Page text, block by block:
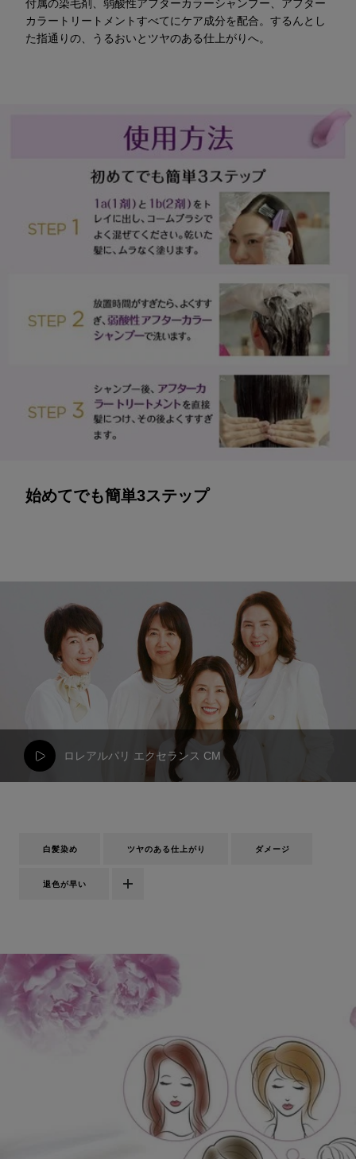
付属の染毛剤、弱酸性アフターカラーシャンプー、アフター
カラートリートメントすべてにケア成分を配合。するんとし
た指通りの、うるおいとツヤのある仕上がりへ。
始めてでも簡単3ステップ
ロレアルパリ エクセランス CM
白髪染め ツヤのある仕上がり ダメージ
退色が早い